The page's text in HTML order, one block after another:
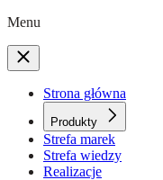
Menu
Strona główna
Produkty
Strefa marek
Strefa wiedzy
Realizacje